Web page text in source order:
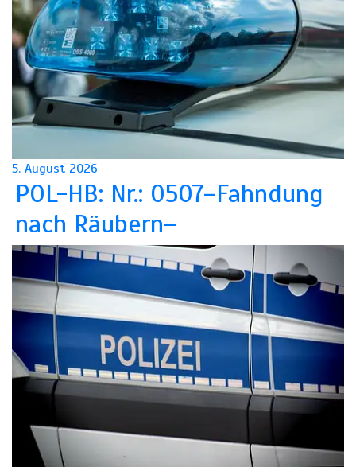
5. August 2026
POL-HB: Nr.: 0507–Fahndung
nach Räubern–